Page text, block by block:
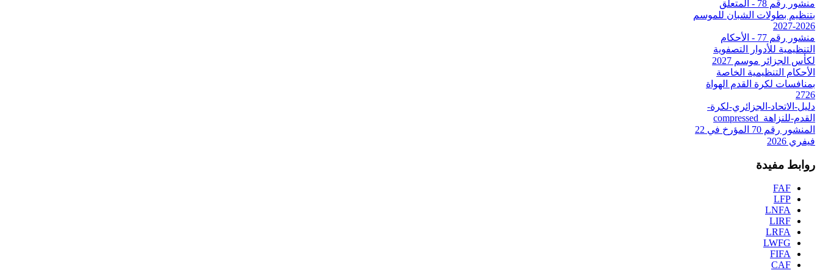
منشور رقم 78 - المتعلق
بتنظيم بطولات الشبان للموسم
2026-2027
منشور رقم 77 - الأحكام
التنظيمية للأدوار التصفوية
لكأس الجزائر موسم 2027
الأحكام التنظيمية الخاصة
بمنافسات لكرة القدم الهواة
2726
دليل-الاتحاد-الجزائري-لكرة-
القدم-للنزاهة_compressed
المنشور رقم 70 المؤرخ في 22
فيفري 2026
روابط مفيدة
FAF
LFP
LNFA
LIRF
LRFA
LWFG
FIFA
CAF